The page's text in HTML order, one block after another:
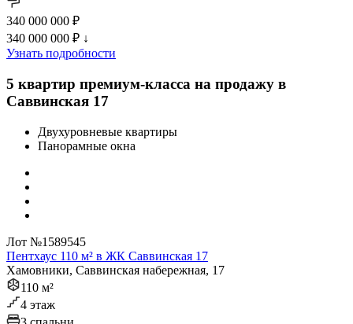
340 000 000 ₽
340 000 000 ₽ ↓
Узнать подробности
5 квартир премиум-класса на продажу в
Саввинская 17
Двухуровневые квартиры
Панорамные окна
Лот №1589545
Пентхаус 110 м² в ЖК Саввинская 17
Хамовники, Саввинская набережная, 17
110 м²
4 этаж